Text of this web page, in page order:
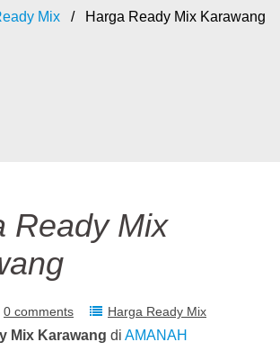
Mix / Harga Ready Mix Karawang
Ready Mix
0 comments Harga Ready Mix
Mix Karawang di AMANAH